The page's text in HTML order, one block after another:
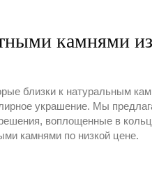
камнями
близки к натуральным
украшение. Мы
воплощенные в
камнями по низкой цене.